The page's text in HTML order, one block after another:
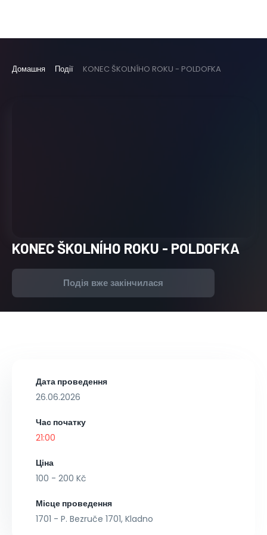
Домашня Події KONEC ŠKOLNÍHO ROKU - POLDOFKA
KONEC ŠKOLNÍHO ROKU - POLDOFKA
Подія вже закінчилася
Дата проведення
26.06.2026
Час початку
21:00
Ціна
100 - 200 Kč
Місце проведення
1701 - P. Bezruče 1701, Kladno